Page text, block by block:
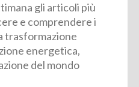
gli articoli più
e comprendere i
trasformazione
energetica,
del mondo